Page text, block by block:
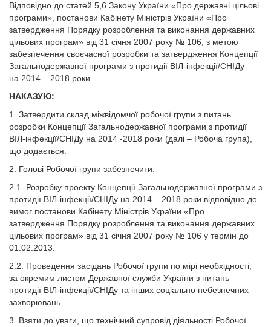
Відповідно до статей 5,6 Закону України «Про державні цільові
програми», постанови Кабінету Міністрів України «Про
затвердження Порядку розроблення та виконання державних
цільових програм» від 31 січня 2007 року № 106, з метою
забезпечення своєчасної розробки та затвердження Концепції
Загальнодержавної програми з протидії ВІЛ-інфекції/СНІДу
на 2014 – 2018 роки
НАКАЗУЮ:
1. Затвердити склад міжвідомчої робочої групи з питань
розробки Концепції Загальнодержавної програми з протидії
ВІЛ-інфекції/СНІДу на 2014 -2018 роки (далі – Робоча група),
що додається.
2. Голові Робочої групи забезпечити:
2.1. Розробку проекту Концепції Загальнодержавної програми з
протидії ВІЛ-інфекції/СНІДу на 2014 – 2018 роки відповідно до
вимог постанови Кабінету Міністрів України «Про
затвердження Порядку розроблення та виконання державних
цільових програм» від 31 січня 2007 року № 106 у термін до
01.02.2013.
2.2. Проведення засідань Робочої групи по мірі необхідності,
за окремим листом Державної служби України з питань
протидії ВІЛ-інфекції/СНІДу та інших соціально небезпечних
захворювань.
3. Взяти до уваги, що технічний супровід діяльності Робочої